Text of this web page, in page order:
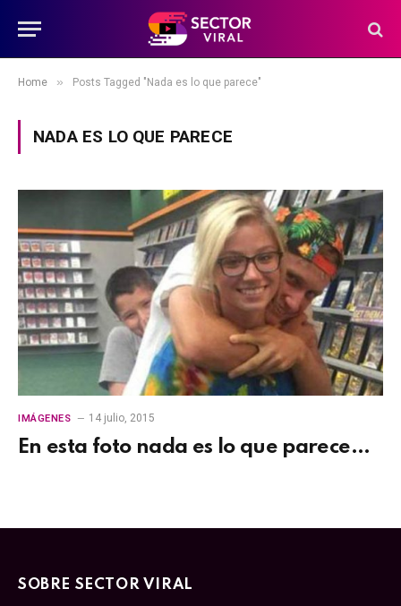
Home » Posts Tagged "Nada es lo que parece"
NADA ES LO QUE PARECE
IMÁGENES 14 julio, 2015
En esta foto nada es lo que parece…
SOBRE SECTOR VIRAL